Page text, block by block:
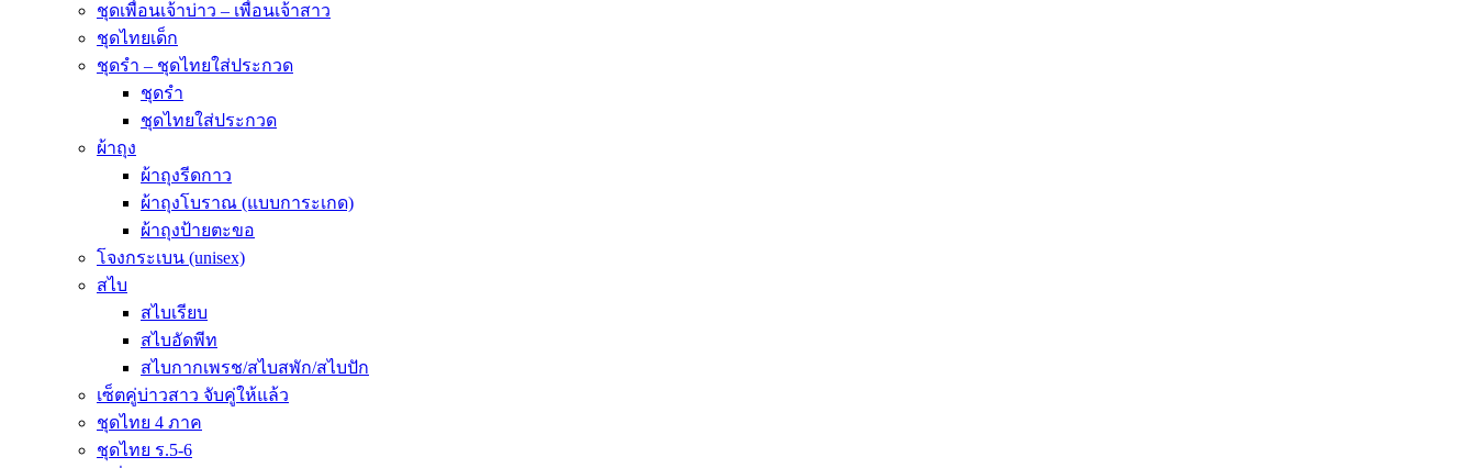
ชุดเพื่อนเจ้าบ่าว – เพื่อนเจ้าสาว
ชุดไทยเด็ก
ชุดรำ – ชุดไทยใส่ประกวด
ชุดรำ
ชุดไทยใส่ประกวด
ผ้าถุง
ผ้าถุงรีดกาว
ผ้าถุงโบราณ (แบบการะเกด)
ผ้าถุงป้ายตะขอ
โจงกระเบน (unisex)
สไบ
สไบเรียบ
สไบอัดพีท
สไบกากเพรช/สไบสพัก/สไบปัก
เซ็ตคู่บ่าวสาว จับคู่ให้แล้ว
ชุดไทย 4 ภาค
ชุดไทย ร.5-6